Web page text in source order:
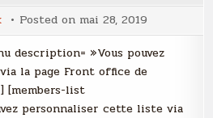
Posted on mai 28, 2019
description= »Vous pouvez
la page Front office de
[members-list
personnaliser cette liste via